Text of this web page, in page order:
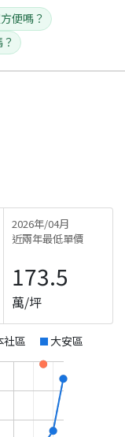
便嗎？
2026年/04月
近兩年最低單價
173.5
萬/坪
社區 大安區